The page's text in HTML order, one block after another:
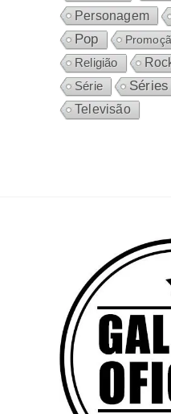
Personagem
Pop
Religião
Série Séries
Televisão